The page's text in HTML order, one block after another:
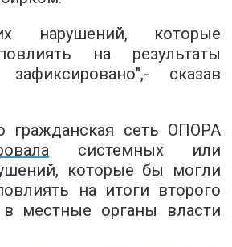
нарушений, которые
на результаты
сказав
гражданская сеть ОПОРА
системных или
которые бы могли
на итоги второго
местные органы власти